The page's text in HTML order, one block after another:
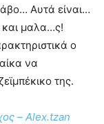
Αυτά είναι…
και μαλα…ς!
ο
να
της.
– Alex.tzan